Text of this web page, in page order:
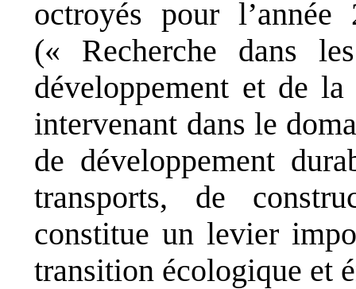
octroyés pour
(« Recherche dans
développement et de
intervenant dans le
de développement
transports, de
constitue un levier
transition écologique et